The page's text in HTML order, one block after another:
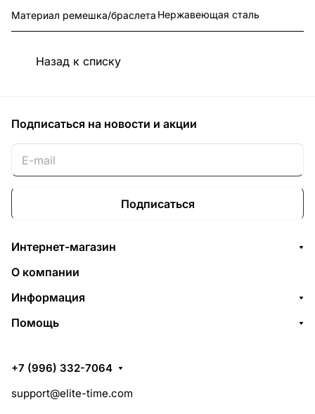
Материал ремешка/браслета Нержавеющая сталь
Назад к списку
Подписаться на новости и акции
Подписаться
Интернет-магазин
О компании
Информация
Помощь
+7 (996) 332-7064
support@elite-time.com